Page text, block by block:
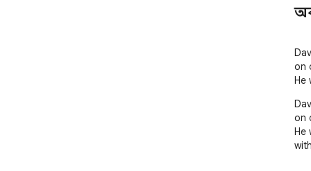
on
He
on
He